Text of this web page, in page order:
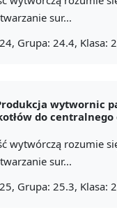
sur...
Grupa: 24.4, Klasa:
wytwornic
do
wytwórczą rozumie
sur...
Grupa: 25.3, Klasa: